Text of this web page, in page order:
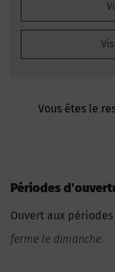
Vous êtes le
Périodes
Ouvert aux
ferme le dimanche.